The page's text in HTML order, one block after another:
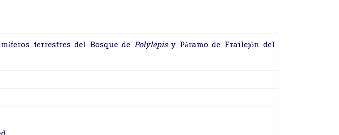
terrestres del Bosque de Polylepisy Páramo de Frailejón del